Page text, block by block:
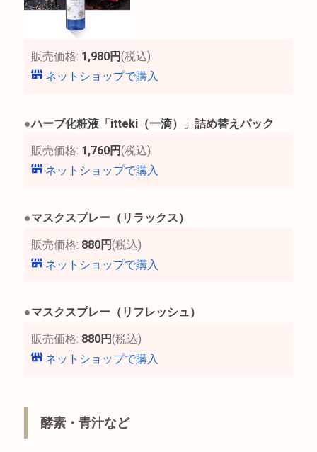
販売価格: 1,980円(税込)
ネットショップで購入
●ハーブ化粧液「itteki（一滴）」詰め替えパック
販売価格: 1,760円(税込)
ネットショップで購入
●マスクスプレー（リラックス）
販売価格: 880円(税込)
ネットショップで購入
●マスクスプレー（リフレッシュ）
販売価格: 880円(税込)
ネットショップで購入
酵素・青汁など